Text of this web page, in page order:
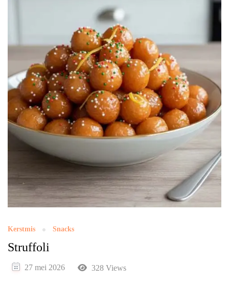
Kerstmis Snacks
Struffoli
27 mei 2026 328 Views